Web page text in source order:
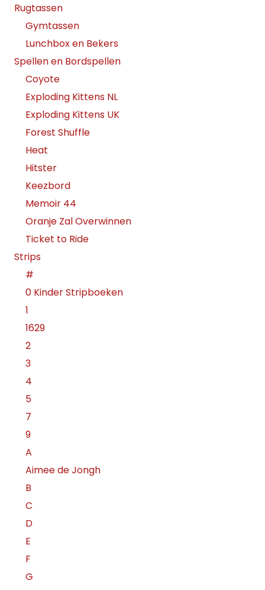
Rugtassen
Gymtassen
Lunchbox en Bekers
Spellen en Bordspellen
Coyote
Exploding Kittens NL
Exploding Kittens UK
Forest Shuffle
Heat
Hitster
Keezbord
Memoir 44
Oranje Zal Overwinnen
Ticket to Ride
Strips
#
0 Kinder Stripboeken
1
1629
2
3
4
5
7
9
A
Aimee de Jongh
B
C
D
E
F
G